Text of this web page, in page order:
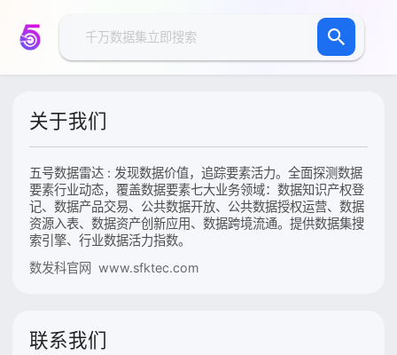
关于我们
五号数据雷达 : 发现数据价值，追踪要素活力。全面探测数据
要素行业动态，覆盖数据要素七大业务领域：数据知识产权登
记、数据产品交易、公共数据开放、公共数据授权运营、数据
资源入表、数据资产创新应用、数据跨境流通。提供数据集搜
索引擎、行业数据活力指数。
数发科官网 www.sfktec.com
联系我们